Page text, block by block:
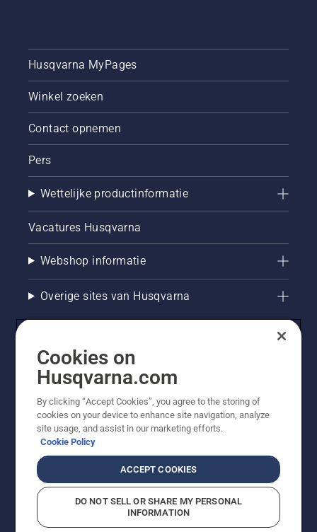
Husqvarna MyPages
Winkel zoeken
Contact opnemen
Pers
Wettelijke productinformatie
Vacatures Husqvarna
Webshop informatie
Overige sites van Husqvarna
© Husqvarna AB (publ). Alle rechten voorbehouden. De
getoonde prijzen zijn consumentenadviesprijzen. Alle
vermelde prijzen zijn adviesverkoopprijzen (incl. BTW),
tenzij het product beschikbaar is voor directe aankoop.
CookiebeleidGebruiksvoorwaarden Privacyverklaring
Bedrijfsgegevens Report Suspected Violations
Cookies on
Husqvarna.com
By clicking “Accept Cookies”, you agree to the storing of
cookies on your device to enhance site navigation, analyze
site usage, and assist in our marketing efforts.
Cookie Policy
ACCEPT COOKIES
DO NOT SELL OR SHARE MY PERSONAL
INFORMATION